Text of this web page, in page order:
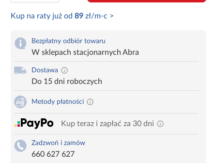
Kup na raty już od89 zł/m-c >
Bezpłatny odbiór towaru
W sklepach stacjonarnych Abra
Dostawa
Do 15 dni roboczych
Metody płatności
Kup teraz i zapłać za 30 dni
Zadzwoń i zamów
660 627 627